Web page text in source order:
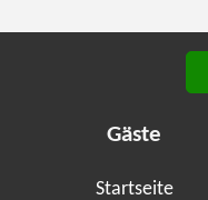
Gäste
Startseite